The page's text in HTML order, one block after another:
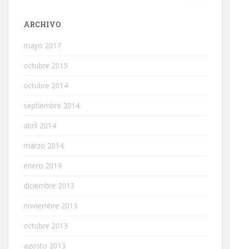
ARCHIVO
mayo 2017
octubre 2015
octubre 2014
septiembre 2014
abril 2014
marzo 2014
enero 2014
diciembre 2013
noviembre 2013
octubre 2013
agosto 2013